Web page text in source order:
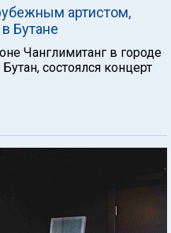
артистом,
Бутане
Чанглимитанг в городе
состоялся концерт